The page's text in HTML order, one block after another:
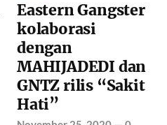
Eastern Gangster
kolaborasi
dengan
MAHIJADEDI dan
GNTZ rilis “Sakit
Hati”